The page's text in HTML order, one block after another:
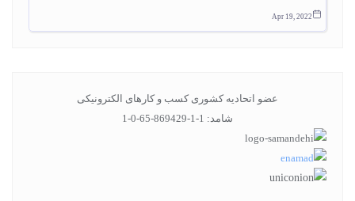
Apr 19, 2022
عضو اتحادیه کشوری کسب و کارهای الکترونیکی
شامد: 1-1-869429-65-0-1